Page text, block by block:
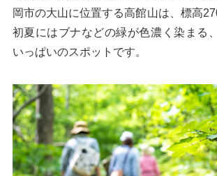
岡市の大山に位置する高館山は、標高
初夏にはブナなどの緑が色濃く染まる
いっぱいのスポットです。